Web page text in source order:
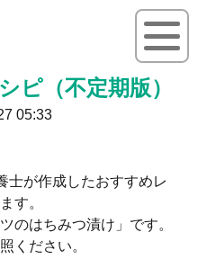
ピ（不定期版）
05:33
士が作成したおすすめレ
す。
のはちみつ漬け」です。
ください。